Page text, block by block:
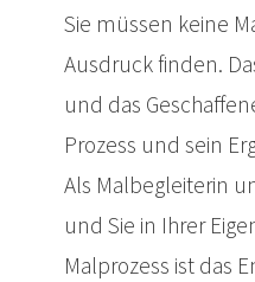
Sie müssen keine
Ausdruck finden.
und das
Prozess und sein
Als Malbegleiterin
und Sie in Ihrer
Malprozess ist das